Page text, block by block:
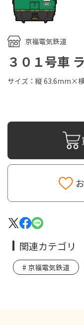
京福電気鉄道
３０１号車
サイズ：縦 63.6mm×
関連カテゴリ
京福電気鉄道